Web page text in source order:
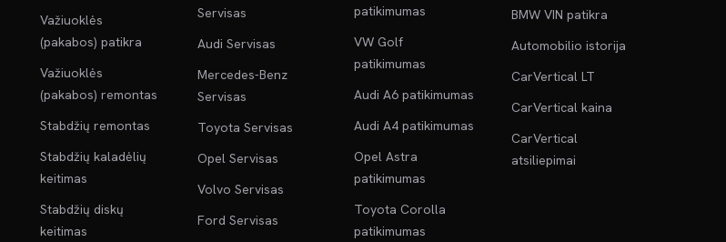
Važiuoklės
(pakabos) patikra
Važiuoklės
(pakabos) remontas
Stabdžių remontas
Stabdžių kaladėlių
keitimas
Stabdžių diskų
keitimas
Servisas
Audi Servisas
Mercedes-Benz
Servisas
Toyota Servisas
Opel Servisas
Volvo Servisas
Ford Servisas
patikimumas
VW Golf
patikimumas
Audi A6 patikimumas
Audi A4 patikimumas
Opel Astra
patikimumas
Toyota Corolla
patikimumas
BMW VIN patikra
Automobilio istorija
CarVertical LT
CarVertical kaina
CarVertical
atsiliepimai